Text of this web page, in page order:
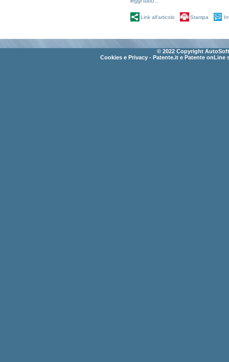
Link all'articolo Stampa
© 2022 Copyright
Cookies e Privacy - Patente.it e Patente onLine